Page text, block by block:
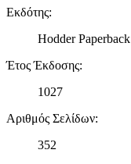
Εκδότης:
Hodder Paperback
Έτος Έκδοσης:
1027
Αριθμός Σελίδων:
352